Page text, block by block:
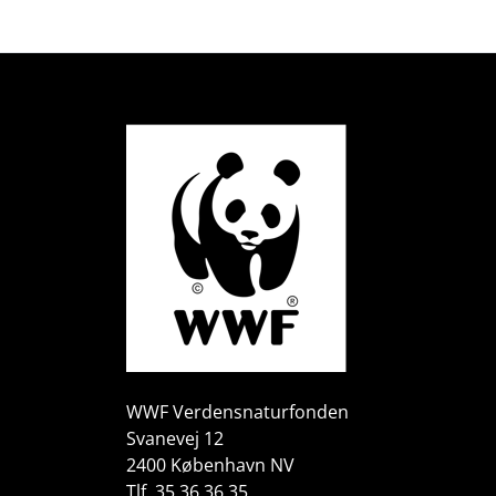
WWF Verdensnaturfonden
Svanevej 12
2400 København NV